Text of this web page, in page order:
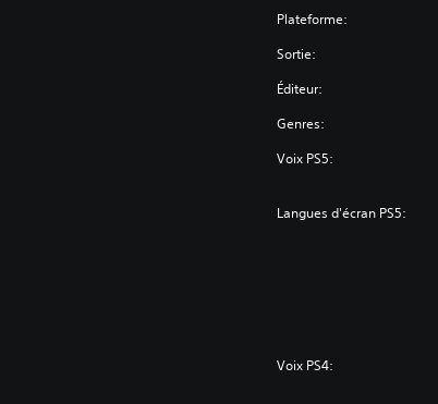
Plateforme:
Sortie:
Éditeur:
Genres:
Voix PS5:
Langues d'écran PS5:
Voix PS4: